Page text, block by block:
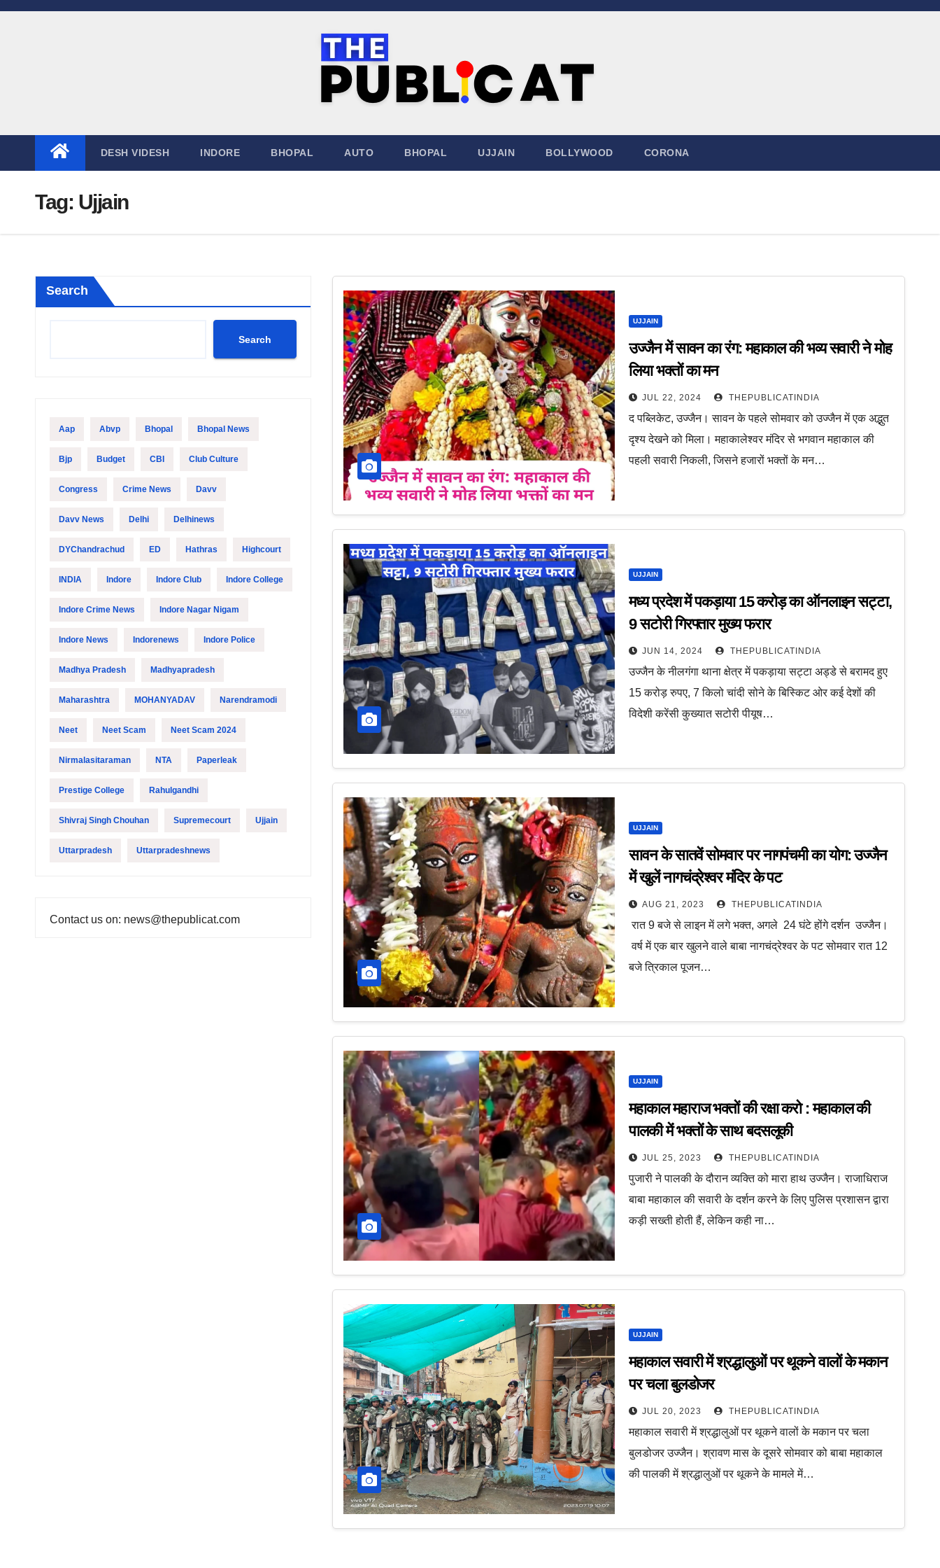
Skip
DESH VIDESH INDORE BHOPAL AUTO BHOPAL UJJAIN BOLLYWOOD CORONA
Tag: Ujjain
Search
Search
Aap Abvp Bhopal Bhopal News
Bjp Budget CBI Club Culture
Congress Crime News Davv
Davv News Delhi Delhinews
DYChandrachud ED Hathras Highcourt
INDIA Indore Indore Club Indore College
Indore Crime News Indore Nagar Nigam
Indore News Indorenews Indore Police
Madhya Pradesh Madhyapradesh
Maharashtra MOHANYADAV Narendramodi
Neet Neet Scam Neet Scam 2024
Nirmalasitaraman NTA Paperleak
Prestige College Rahulgandhi
Shivraj Singh Chouhan Supremecourt Ujjain
Uttarpradesh Uttarpradeshnews
Contact us on: news@thepublicat.com
UJJAIN
उज्जैन में सावन का रंग: महाकाल की भव्य सवारी ने मोह
लिया भक्तों का मन
JUL 22, 2024 THEPUBLICATINDIA
द पब्लिकेट, उज्जैन। सावन के पहले सोमवार को उज्जैन में एक अद्भुत
दृश्य देखने को मिला। महाकालेश्वर मंदिर से भगवान महाकाल की
पहली सवारी निकली, जिसने हजारों भक्तों के मन…
UJJAIN
मध्य प्रदेश में पकड़ाया 15 करोड़ का ऑनलाइन सट्टा,
9 सटोरी गिरफ्तार मुख्य फरार
JUN 14, 2024 THEPUBLICATINDIA
उज्जैन के नीलगंगा थाना क्षेत्र में पकड़ाया सट्टा अड्डे से बरामद हुए
15 करोड़ रुपए, 7 किलो चांदी सोने के बिस्किट ओर कई देशों की
विदेशी करेंसी कुख्यात सटोरी पीयूष…
UJJAIN
सावन के सातवें सोमवार पर नागपंचमी का योग: उज्जैन
में खुलें नागचंद्रेश्वर मंदिर के पट
AUG 21, 2023 THEPUBLICATINDIA
रात 9 बजे से लाइन में लगे भक्त, अगले 24 घंटे होंगे दर्शन उज्जैन।
वर्ष में एक बार खुलने वाले बाबा नागचंद्रेश्वर के पट सोमवार रात 12
बजे त्रिकाल पूजन…
UJJAIN
महाकाल महाराज भक्तों की रक्षा करो : महाकाल की
पालकी में भक्तों के साथ बदसलूकी
JUL 25, 2023 THEPUBLICATINDIA
पुजारी ने पालकी के दौरान व्यक्ति को मारा हाथ उज्जैन। राजाधिराज
बाबा महाकाल की सवारी के दर्शन करने के लिए पुलिस प्रशासन द्वारा
कड़ी सख्ती होती हैं, लेकिन कही ना…
UJJAIN
महाकाल सवारी में श्रद्धालुओं पर थूकने वालों के मकान
पर चला बुलडोजर
JUL 20, 2023 THEPUBLICATINDIA
महाकाल सवारी में श्रद्धालुओं पर थूकने वालों के मकान पर चला
बुलडोजर उज्जैन। श्रावण मास के दूसरे सोमवार को बाबा महाकाल
की पालकी में श्रद्धालुओं पर थूकने के मामले में…